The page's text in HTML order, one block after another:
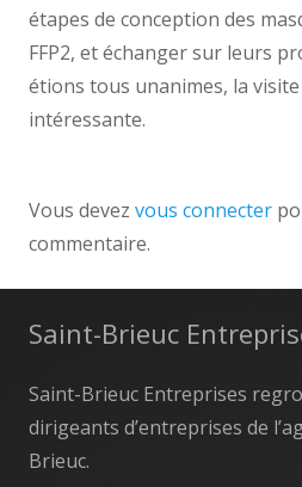
étapes de conception des
FFP2, et échanger sur leurs
étions tous unanimes, la
intéressante.
Vous devez vous connecter
commentaire.
Saint-Brieuc
Saint-Brieuc Entreprises
dirigeants d’entreprises de
Brieuc.